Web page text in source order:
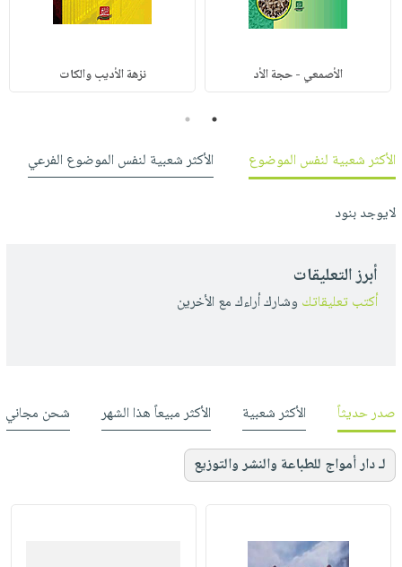
الأصمعي - حجة الأد نزهة الأديب والكات
1
2
الأكثر شعبية لنفس الموضوع
الأكثر شعبية لنفس الموضوع الفرعي
لايوجد بنود
أبرز التعليقات
أكتب تعليقاتك وشارك أراءك مع الأخرين
صدر حديثاً الأكثر شعبية الأكثر مبيعاً هذا الشهر شحن مجاني
لـ دار أمواج للطباعة والنشر والتوزيع